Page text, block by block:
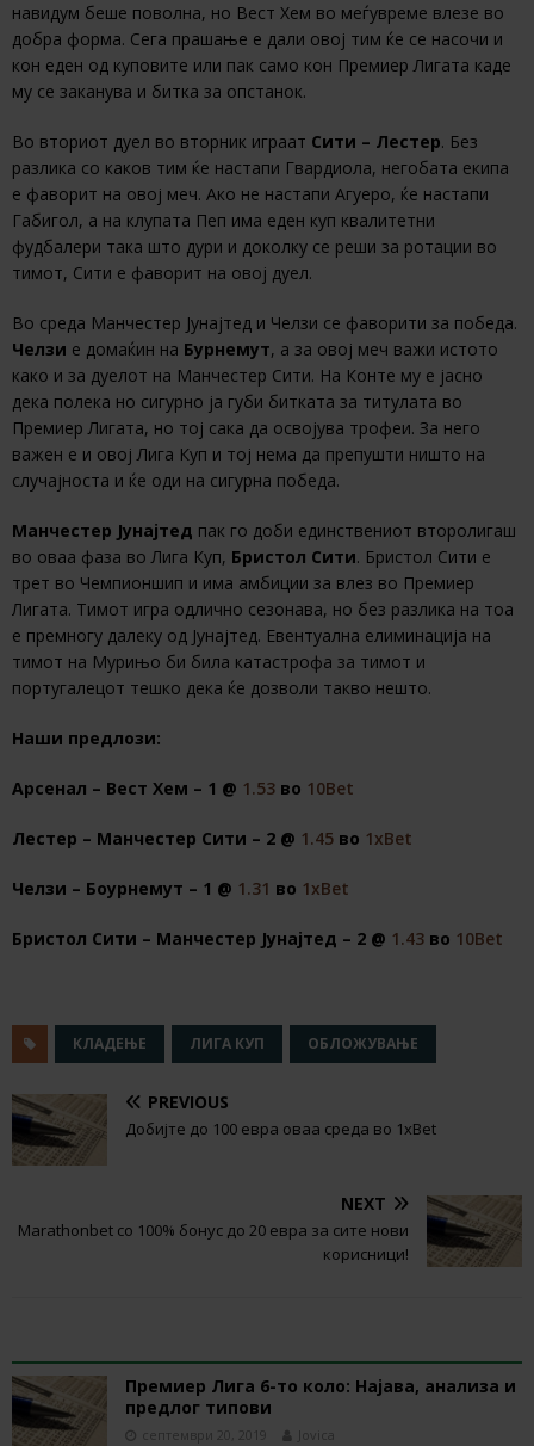
навидум беше поволна, но Вест Хем во меѓувреме влезе во
добра форма. Сега прашање е дали овој тим ќе се насочи и
кон еден од куповите или пак само кон Премиер Лигата каде
му се заканува и битка за опстанок.
Во вториот дуел во вторник играат Сити – Лестер. Без
разлика со каков тим ќе настапи Гвардиола, негобата екипа
е фаворит на овој меч. Ако не настапи Агуеро, ќе настапи
Габигол, а на клупата Пеп има еден куп квалитетни
фудбалери така што дури и доколку се реши за ротации во
тимот, Сити е фаворит на овој дуел.
Во среда Манчестер Јунајтед и Челзи се фаворити за победа.
Челзи е домаќин на Бурнемут, а за овој меч важи истото
како и за дуелот на Манчестер Сити. На Конте му е јасно
дека полека но сигурно ја губи битката за титулата во
Премиер Лигата, но тој сака да освојува трофеи. За него
важен е и овој Лига Куп и тој нема да препушти ништо на
случајноста и ќе оди на сигурна победа.
Манчестер Јунајтед пак го доби единствениот второлигаш
во оваа фаза во Лига Куп, Бристол Сити. Бристол Сити е
трет во Чемпионшип и има амбиции за влез во Премиер
Лигата. Тимот игра одлично сезонава, но без разлика на тоа
е премногу далеку од Јунајтед. Евентуална елиминација на
тимот на Мурињо би била катастрофа за тимот и
португалецот тешко дека ќе дозволи такво нешто.
Наши предлози:
Арсенал – Вест Хем – 1 @ 1.53 во 10Bet
Лестер – Манчестер Сити – 2 @ 1.45 во 1xBet
Челзи – Боурнемут – 1 @ 1.31 во 1xBet
Бристол Сити – Манчестер Јунајтед – 2 @ 1.43 во 10Bet
КЛАДЕЊЕ ЛИГА КУП ОБЛОЖУВАЊЕ
PREVIOUS
Добијте до 100 евра оваа среда во 1xBet
NEXT
Marathonbet со 100% бонус до 20 евра за сите нови
корисници!
Премиер Лига 6-то коло: Најава, анализа и
предлог типови
септември 20, 2019 Jovica